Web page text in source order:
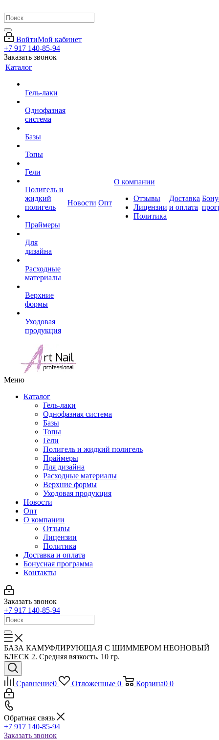
ВойтиМой кабинет
+7 917 140-85-94
Заказать звонок
Каталог
Гель-лаки
Однофазная
система
Базы
Топы
Гели
Полигель и
жидкий
полигель
Праймеры
Для
дизайна
Расходные
материалы
Верхние
формы
Уходовая
продукция
Новости Опт
О компании
Отзывы
Лицензии
Политика
Доставка
и оплата
Меню
Каталог
Гель-лаки
Однофазная система
Базы
Топы
Гели
Полигель и жидкий полигель
Праймеры
Для дизайна
Расходные материалы
Верхние формы
Уходовая продукция
Новости
Опт
О компании
Отзывы
Лицензии
Политика
Доставка и оплата
Бонусная программа
Контакты
Заказать звонок
+7 917 140-85-94
БАЗА КАМУФЛИРУЮЩАЯ С ШИММЕРОМ НЕОНОВЫЙ
БЛЕСК 2. Средняя вязкость. 10 гр.
Сравнение0 Отложенные 0 Корзина0 0
Обратная связь
+7 917 140-85-94
Заказать звонок